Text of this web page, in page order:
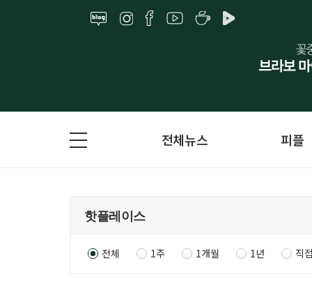
전체뉴스 피플
전체 1주 1개월 1년 직